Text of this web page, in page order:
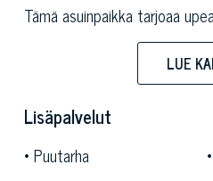
Tämä asuinpaikka tarjoaa
tyypillisille
useista rakennuksista,
maalaistalo, jota käytetään
on seitsemän tyylikästä,
Vuosien varrella kaikki
LUE
Lisäpalvelut
Puutarha